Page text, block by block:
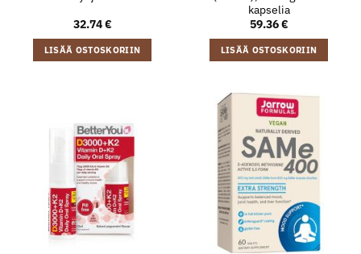
32.74€
LISÄÄ OSTOSKORIIN
kapselia
59.36€
LISÄÄ OSTOSKORIIN